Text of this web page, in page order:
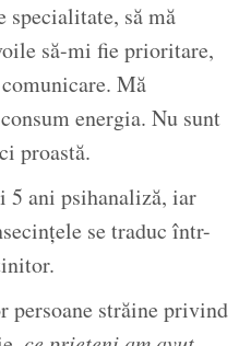
să mă
să-mi fie prioritare,
Mă
energia. Nu sunt
proastă.
ani psihanaliză, iar
se traduc într-
persoane străine privind